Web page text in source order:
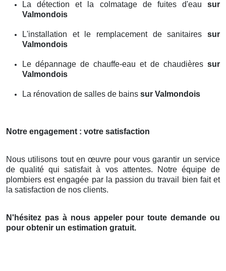
La détection et la colmatage de fuites d'eau sur
Valmondois
L'installation et le remplacement de sanitaires sur
Valmondois
Le dépannage de chauffe-eau et de chaudières sur
Valmondois
La rénovation de salles de bains sur Valmondois
Notre engagement : votre satisfaction
Nous utilisons tout en œuvre pour vous garantir un service
de qualité qui satisfait à vos attentes. Notre équipe de
plombiers est engagée par la passion du travail bien fait et
la satisfaction de nos clients.
N'hésitez pas à nous appeler pour toute demande ou
pour obtenir un estimation gratuit.